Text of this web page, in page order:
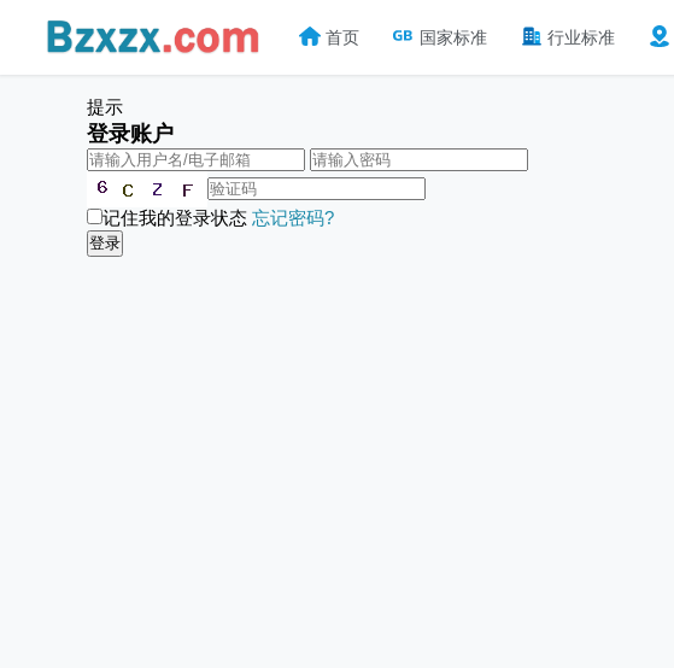
首页 国家标准 行业标准
提示
登录账户
记住我的登录状态 忘记密码?
登录